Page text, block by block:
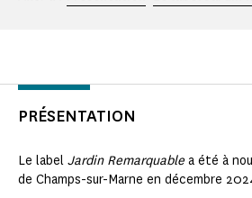
PRÉSENTATION
Le label Jardin Remarquable a été à
de Champs-sur-Marne en décembre